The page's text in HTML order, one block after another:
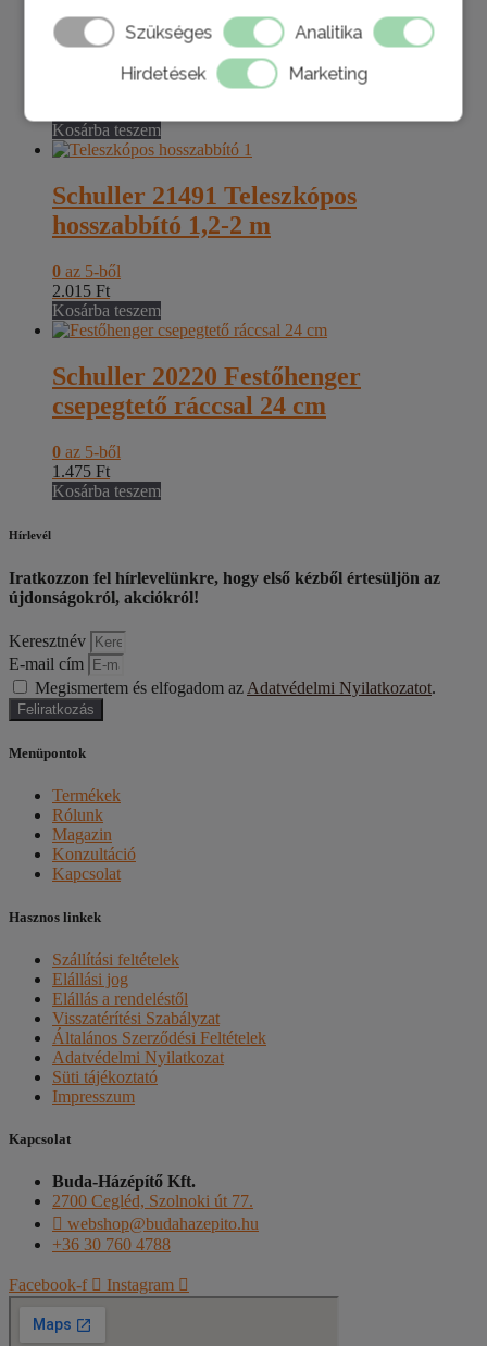
Szükséges
Analitika
Hirdetések
Marketing
Schuller Festőhenger csepegtető
ráccsal 25 cm
Kosárba teszem
Schuller 21491 Teleszkópos
hosszabbító 1,2-2 m
0 az 5-ből
2.015 Ft
Kosárba teszem
Schuller 20220 Festőhenger
csepegtető ráccsal 24 cm
0 az 5-ből
1.475 Ft
Kosárba teszem
Hírlevél
Iratkozzon fel hírlevelünkre, hogy első kézből értesüljön az
újdonságokról, akciókról!
Keresztnév
E-mail cím
Megismertem és elfogadom az Adatvédelmi Nyilatkozatot.
Feliratkozás
Menüpontok
Termékek
Rólunk
Magazin
Konzultáció
Kapcsolat
Hasznos linkek
Szállítási feltételek
Elállási jog
Elállás a rendeléstől
Visszatérítési Szabályzat
Általános Szerződési Feltételek
Adatvédelmi Nyilatkozat
Süti tájékoztató
Impresszum
Kapcsolat
Buda-Házépítő Kft.
2700 Cegléd, Szolnoki út 77.
webshop@budahazepito.hu
+36 30 760 4788
Facebook-f Instagram